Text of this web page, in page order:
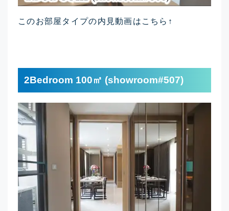
このお部屋タイプの内見動画はこちら↑
2Bedroom 100㎡ (showroom#507)